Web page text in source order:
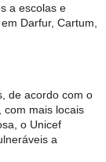
a escolas e
Darfur, Cartum,
de acordo com o
com mais locais
o Unicef
​​a